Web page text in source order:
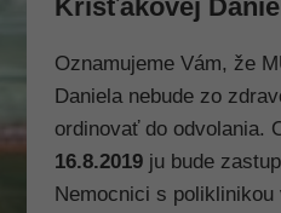
Krišťákovej
Oznamujeme Vám, že
Daniela nebude zo
ordinovať do odvolania.
16.8.2019ju bude
Nemocnici s